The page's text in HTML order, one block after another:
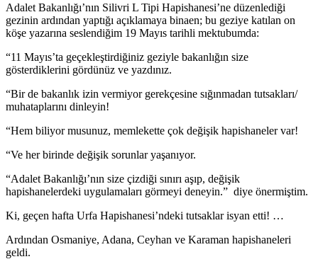
Adalet Bakanlığı’nın Silivri L Tipi Hapishanesi’ne düzenlediği
gezinin ardından yaptığı açıklamaya binaen; bu geziye katılan on
köşe yazarına seslendiğim 19 Mayıs tarihli mektubumda:
“11 Mayıs’ta geçekleştirdiğiniz geziyle bakanlığın size
gösterdiklerini gördünüz ve yazdınız.
“Bir de bakanlık izin vermiyor gerekçesine sığınmadan tutsakları/
muhataplarını dinleyin!
“Hem biliyor musunuz, memlekette çok değişik hapishaneler var!
“Ve her birinde değişik sorunlar yaşanıyor.
“Adalet Bakanlığı’nın size çizdiği sınırı aşıp, değişik
hapishanelerdeki uygulamaları görmeyi deneyin.” diye önermiştim.
Ki, geçen hafta Urfa Hapishanesi’ndeki tutsaklar isyan etti! …
Ardından Osmaniye, Adana, Ceyhan ve Karaman hapishaneleri
geldi.